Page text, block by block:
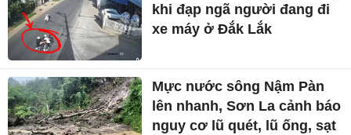
khi đạp ngã người đang đi
xe máy ở Đắk Lắk
Mực nước sông Nậm Pàn
lên nhanh, Sơn La cảnh báo
nguy cơ lũ quét, lũ ống, sạt